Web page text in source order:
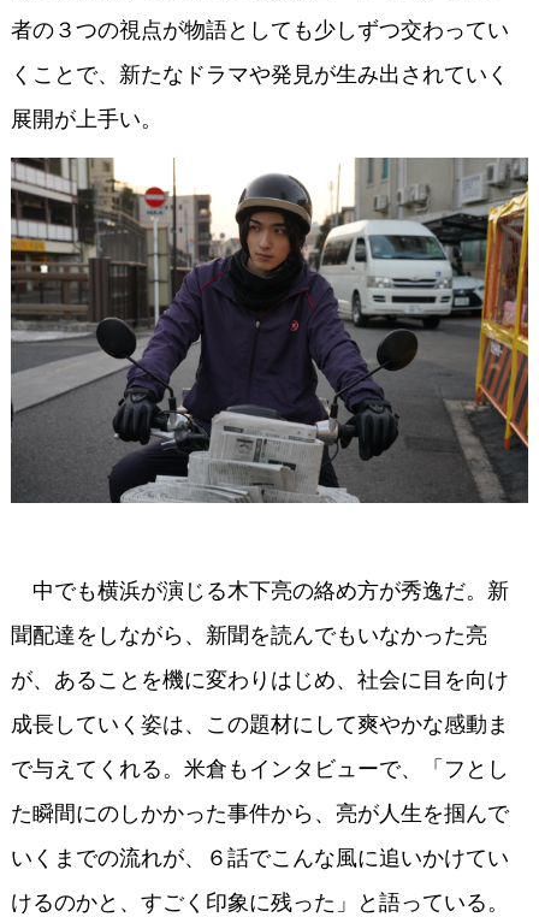
者の３つの視点が物語としても少しずつ交わってい
くことで、新たなドラマや発見が生み出されていく
展開が上手い。
中でも横浜が演じる木下亮の絡め方が秀逸だ。新
聞配達をしながら、新聞を読んでもいなかった亮
が、あることを機に変わりはじめ、社会に目を向け
成長していく姿は、この題材にして爽やかな感動ま
で与えてくれる。米倉もインタビューで、「フとし
た瞬間にのしかかった事件から、亮が人生を掴んで
いくまでの流れが、６話でこんな風に追いかけてい
けるのかと、すごく印象に残った」と語っている。